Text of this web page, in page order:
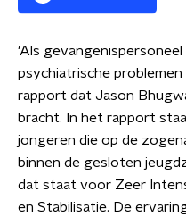
'Als
psychiatrische
rapport dat Jason
bracht. In het rapport
jongeren die op de
binnen de gesloten
dat staat voor Zeer
en Stabilisatie. De